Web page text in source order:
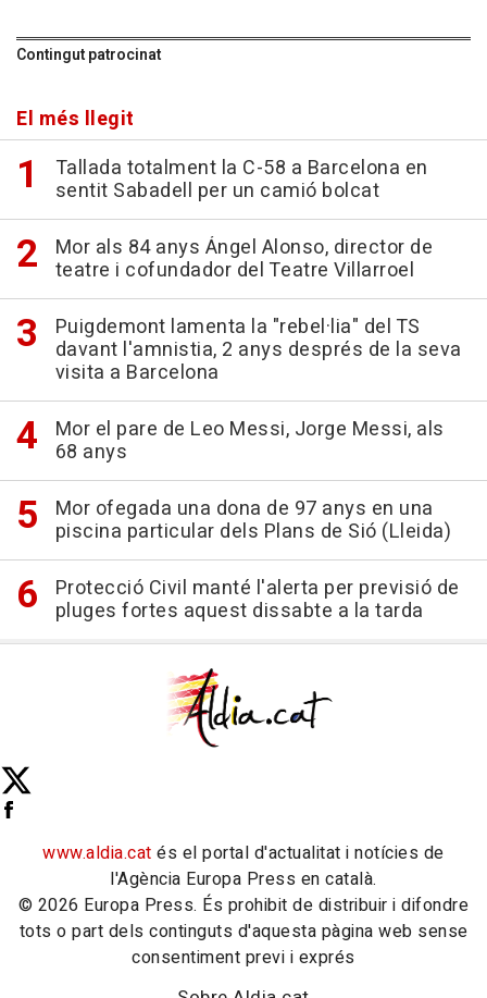
Contingut patrocinat
El més llegit
Tallada totalment la C-58 a Barcelona en
sentit Sabadell per un camió bolcat
Mor als 84 anys Ángel Alonso, director de
teatre i cofundador del Teatre Villarroel
Puigdemont lamenta la "rebel·lia" del TS
davant l'amnistia, 2 anys després de la seva
visita a Barcelona
Mor el pare de Leo Messi, Jorge Messi, als
68 anys
Mor ofegada una dona de 97 anys en una
piscina particular dels Plans de Sió (Lleida)
Protecció Civil manté l'alerta per previsió de
pluges fortes aquest dissabte a la tarda
www.aldia.cat és el portal d'actualitat i notícies de
l'Agència Europa Press en català.
© 2026 Europa Press. És prohibit de distribuir i difondre
tots o part dels continguts d'aquesta pàgina web sense
consentiment previ i exprés